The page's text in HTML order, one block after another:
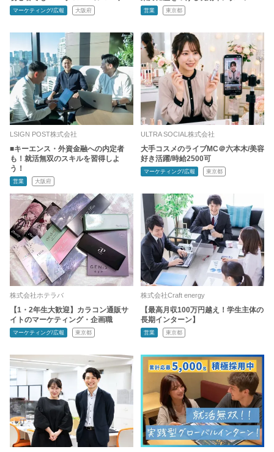
マーケティング/広報 大阪府 営業 東京都
LSIGN POST株式会社
■キーエンス・外資金融への内定者
も！就活無双のスキルを習得しよ
う！
営業 大阪府
ULTRA SOCIAL株式会社
大手コスメのライブMC＠六本木/美容
好き活躍/時給2500可
マーケティング/広報 東京都
株式会社ホテラバ
【1・2年生大歓迎】カラコン通販サ
イトのマーケティング・企画職
マーケティング/広報 東京都
株式会社Craft energy
【最高月収100万円越え！学生主体の
長期インターン】
営業 東京都